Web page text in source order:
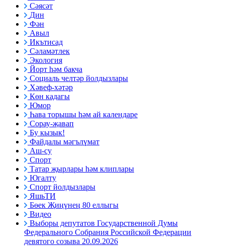
Сәясәт
Дин
Фән
Авыл
Икътисад
Сәламәтлек
Экология
Йорт һәм бакча
Социаль челтәр йолдызлары
Хәвеф-хәтәр
Көн кадагы
Юмор
Һава торышы һәм ай календаре
Сорау-җавап
Бу кызык!
Файдалы мәгълүмат
Аш-су
Спорт
Татар җырлары һәм клиплары
Югалту
Спорт йолдызлары
ЯшьТИ
Бөек Җиңүнең 80 еллыгы
Видео
Выборы депутатов Государственной Думы
Федерального Собрания Российской Федерации
девятого созыва 20.09.2026